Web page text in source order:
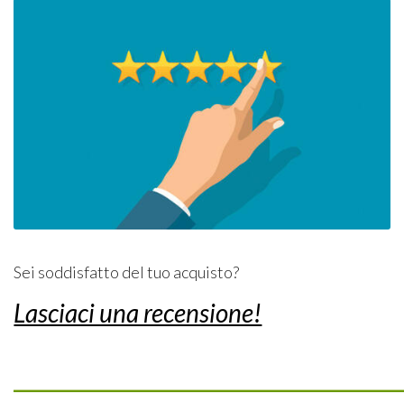
Sei soddisfatto del tuo acquisto?
Lasciaci una recensione!